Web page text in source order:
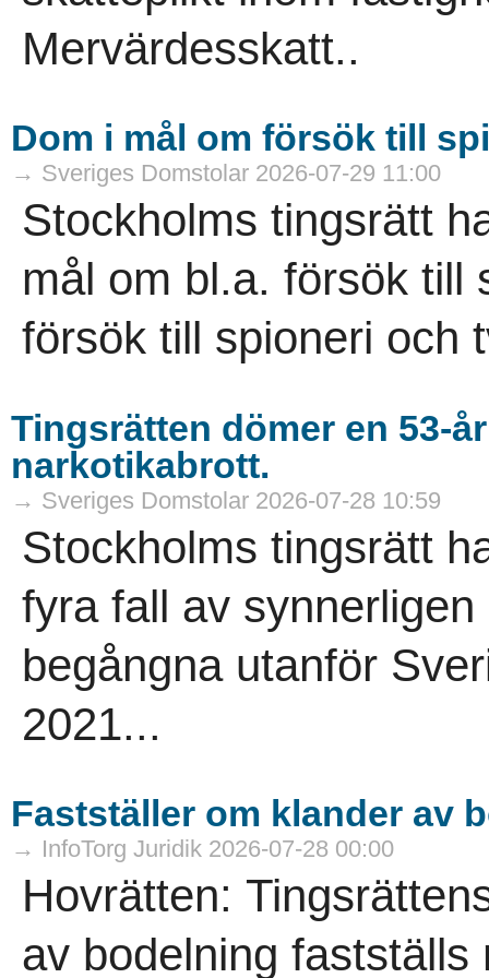
Mervärdesskatt..
Dom i mål om försök till
→ Sveriges Domstolar 2026-07-29 11:00
Stockholms tingsrätt
mål om bl.a. försök till
försök till spioneri och
Tingsrätten dömer en 53-
narkotikabrott.
→ Sveriges Domstolar 2026-07-28 10:59
Stockholms tingsrätt
fyra fall av
begångna utanför
2021...
Fastställer om klander av
→ InfoTorg Juridik 2026-07-28 00:00
Hovrätten:
av bodelning